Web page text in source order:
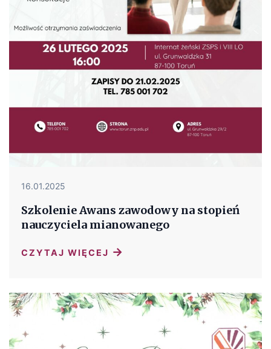
16.01.2025
Szkolenie Awans zawodowy na stopień
nauczyciela mianowanego
CZYTAJ WIĘCEJ →